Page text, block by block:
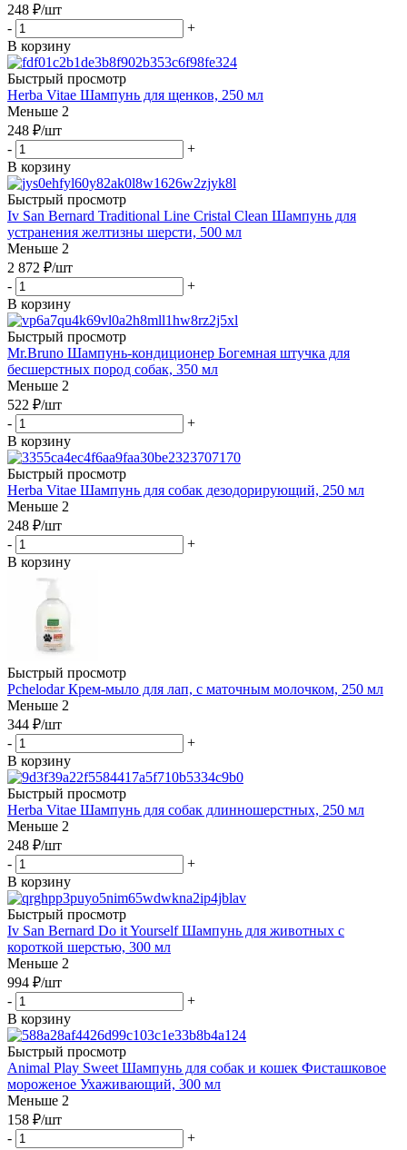
248 ₽/шт
-
+
В корзину
Быстрый просмотр
Herba Vitae Шампунь для щенков, 250 мл
Меньше 2
248 ₽/шт
-
+
В корзину
Быстрый просмотр
Iv San Bernard Traditional Line Cristal Clean Шампунь для
устранения желтизны шерсти, 500 мл
Меньше 2
2 872 ₽/шт
-
+
В корзину
Быстрый просмотр
Mr.Bruno Шампунь-кондиционер Богемная штучка для
бесшерстных пород собак, 350 мл
Меньше 2
522 ₽/шт
-
+
В корзину
Быстрый просмотр
Herba Vitae Шампунь для собак дезодорирующий, 250 мл
Меньше 2
248 ₽/шт
-
+
В корзину
Быстрый просмотр
Pchelodar Крем-мыло для лап, с маточным молочком, 250 мл
Меньше 2
344 ₽/шт
-
+
В корзину
Быстрый просмотр
Herba Vitae Шампунь для собак длинношерстных, 250 мл
Меньше 2
248 ₽/шт
-
+
В корзину
Быстрый просмотр
Iv San Bernard Do it Yourself Шампунь для животных с
короткой шерстью, 300 мл
Меньше 2
994 ₽/шт
-
+
В корзину
Быстрый просмотр
Animal Play Sweet Шампунь для собак и кошек Фисташковое
мороженое Ухаживающий, 300 мл
Меньше 2
158 ₽/шт
-
+